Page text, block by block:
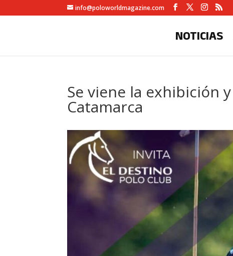
info@poloworldmagazine.com
NOTICIAS
Se viene la exhibición
Catamarca